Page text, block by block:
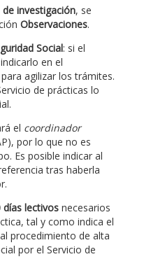
de investigación, se
Observaciones.
Social: si el
en el
agilizar los trámites.
de prácticas lo
el coordinador
por lo que no es
Es posible indicar al
tras haberla
días lectivos necesarios
tal y como indica el
procedimiento de alta
por el Servicio de